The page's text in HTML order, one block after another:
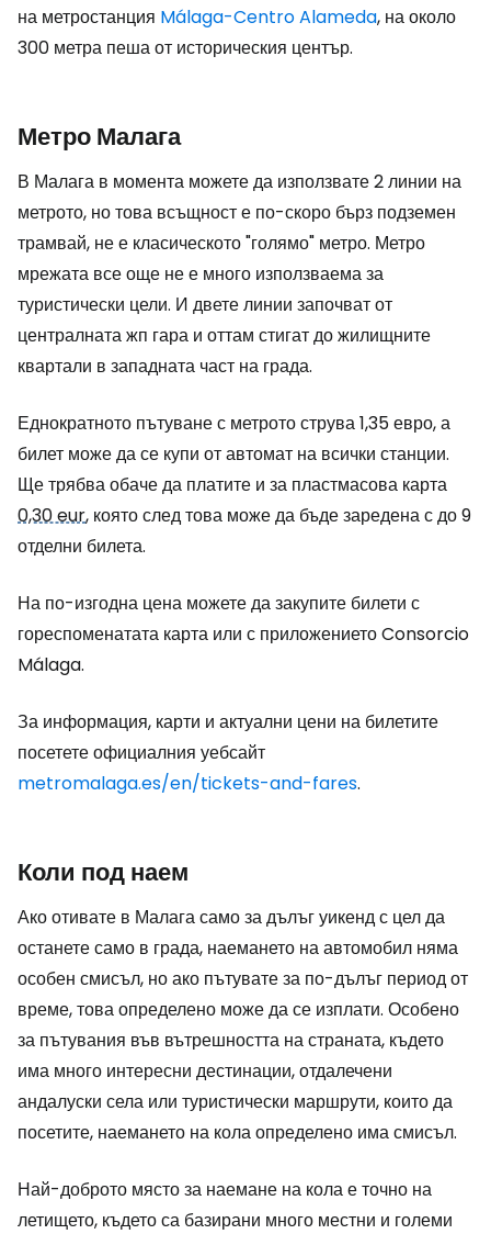
на метростанция Málaga-Centro Alameda, на около
300 метра пеша от историческия център.
Метро Малага
В Малага в момента можете да използвате 2 линии на
метрото, но това всъщност е по-скоро бърз подземен
трамвай, не е класическото "голямо" метро. Метро
мрежата все още не е много използваема за
туристически цели. И двете линии започват от
централната жп гара и оттам стигат до жилищните
квартали в западната част на града.
Еднократното пътуване с метрото струва 1,35 евро, а
билет може да се купи от автомат на всички станции.
Ще трябва обаче да платите и за пластмасова карта
0,30 eur, която след това може да бъде заредена с до 9
отделни билета.
На по-изгодна цена можете да закупите билети с
гореспоменатата карта или с приложението Consorcio
Málaga.
За информация, карти и актуални цени на билетите
посетете официалния уебсайт
metromalaga.es/en/tickets-and-fares.
Коли под наем
Ако отивате в Малага само за дълъг уикенд с цел да
останете само в града, наемането на автомобил няма
особен смисъл, но ако пътувате за по-дълъг период от
време, това определено може да се изплати. Особено
за пътувания във вътрешността на страната, където
има много интересни дестинации, отдалечени
андалуски села или туристически маршрути, които да
посетите, наемането на кола определено има смисъл.
Най-доброто място за наемане на кола е точно на
летището, където са базирани много местни и големи